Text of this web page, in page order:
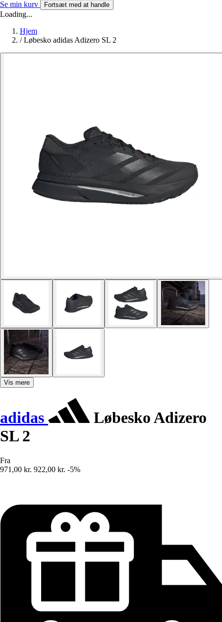
Se min kurv Fortsæt med at handle
Loading...
Hjem
/ Løbesko adidas Adizero SL 2
Vis mere
adidas
Løbesko Adizero
SL 2
Fra
971,00 kr. 922,00 kr. -5%